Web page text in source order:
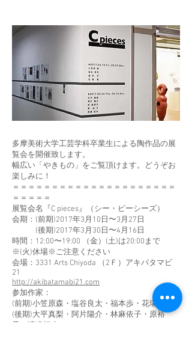
多摩美術大学工芸学科卒業生による陶作品の展
覧会を開催致します。
幅広い「やきもの」をご覧頂けます。どうぞお
楽しみに！
＝＝＝＝＝＝＝＝＝＝＝＝＝＝＝＝＝＝＝＝＝
＝＝＝＝＝
展覧会名『C pieces』（シー・ピーシーズ）
会期：(前期)2017年3月10日〜3月27日
(後期)2017年3月30日〜4月16日
時間：12:00〜19:00 （金）(土)は20:00まで
※(火)休場※ご注意ください
会場：3331 Arts Chiyoda （2Ｆ）アキバタマビ
21
http://akibatamabi21.com
参加作家：
(前期)小笠原森・塩谷良太・福本歩・花塚愛
(後期)大平真梨・阿片陽介・林麻依子・原裕